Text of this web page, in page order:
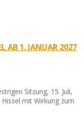
AB 1. JANUAR 2027
Sitzung, 15. Juli,
mit Wirkung zum